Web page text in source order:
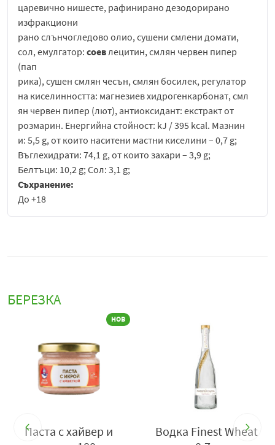
царевично нишесте, рафинирано дезодорирано
изфракциони
рано слънчогледово олио, сушени смлени домати,
сол, емулгатор: соевлецитин, смлян червен пипер
(пап
рика), сушен смлян чесън, смлян босилек, регулатор
на киселинността: магнезиев хидрогенкарбонат, смл
ян червен пипер (лют), антиоксидант: екстракт от
розмарин. Енергийна стойност: kJ / 395 kcal. Мазнин
и: 5,5 g, от които наситени мастни киселини – 0,7 g;
Въглехидрати: 74,1 g, от които захари – 3,9 g;
Белтъци: 10,2 g; Сол: 3,1 g;
Съхранение:
До +18
БЕРЕЗКА
Водка Finest Wheat
Сушен сафрид Beer